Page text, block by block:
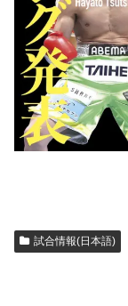
試合情報(日本語)